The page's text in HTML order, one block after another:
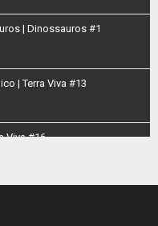
| Dinossauros #1
| Terra Viva #13
Viva #16